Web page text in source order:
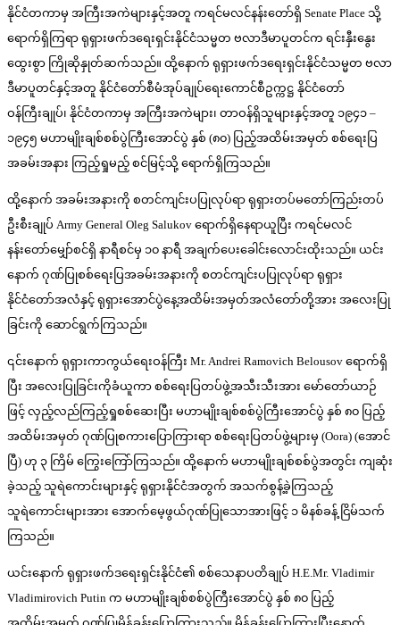
နိုင်ငံတကာမှ အကြီးအကဲများနှင့်အတူ ကရင်မလင်နန်းတော်ရှိ Senate Place သို့
ရောက်ရှိကြရာ ရုရှားဖက်ဒရေးရှင်းနိုင်ငံသမ္မတ ဗလာဒီမာပူတင်က ရင်းနှီးနွေး
ထွေးစွာ ကြိုဆိုနှုတ်ဆက်သည်။ ထို့နောက် ရုရှားဖက်ဒရေးရှင်းနိုင်ငံသမ္မတ ဗလာ
ဒီမာပူတင်နှင့်အတူ နိုင်ငံတော်စီမံအုပ်ချုပ်ရေးကောင်စီဥက္ကဋ္ဌ နိုင်ငံတော်
ဝန်ကြီးချုပ်၊ နိုင်ငံတကာမှ အကြီးအကဲများ၊ တာဝန်ရှိသူများနှင့်အတူ ၁၉၄၁ –
၁၉၄၅ မဟာမျိုးချစ်စစ်ပွဲကြီးအောင်ပွဲ နှစ် (၈၀) ပြည့်အထိမ်းအမှတ် စစ်ရေးပြ
အခမ်းအနား ကြည့်ရှုမည့် စင်မြင့်သို့ ရောက်ရှိကြသည်။
ထို့နောက် အခမ်းအနားကို စတင်ကျင်းပပြုလုပ်ရာ ရုရှားတပ်မတော်ကြည်းတပ်
ဦးစီးချုပ် Army General Oleg Salukov ရောက်ရှိနေရာယူပြီး ကရင်မလင်
နန်းတော်မျှော်စင်ရှိ နာရီစင်မှ ၁၀ နာရီ အချက်ပေးခေါင်းလောင်းထိုးသည်။ ယင်း
နောက် ဂုဏ်ပြုစစ်ရေးပြအခမ်းအနားကို စတင်ကျင်းပပြုလုပ်ရာ ရုရှား
နိုင်ငံတော်အလံနှင့် ရုရှားအောင်ပွဲနေ့အထိမ်းအမှတ်အလံတော်တို့အား အလေးပြု
ခြင်းကို ဆောင်ရွက်ကြသည်။
၎င်းနောက် ရုရှားကာကွယ်ရေးဝန်ကြီး Mr. Andrei Ramovich Belousov ရောက်ရှိ
ပြီး အလေးပြုခြင်းကိုခံယူကာ စစ်ရေးပြတပ်ဖွဲ့အသီးသီးအား မော်တော်ယာဉ်
ဖြင့် လှည့်လည်ကြည့်ရှုစစ်ဆေးပြီး မဟာမျိုးချစ်စစ်ပွဲကြီးအောင်ပွဲ နှစ် ၈၀ ပြည့်
အထိမ်းအမှတ် ဂုဏ်ပြုစကားပြောကြားရာ စစ်ရေးပြတပ်ဖွဲ့များမှ (Oora) (အောင်
ပြီ) ဟု ၃ ကြိမ် ကြွေးကြော်ကြသည်။ ထို့နောက် မဟာမျိုးချစ်စစ်ပွဲအတွင်း ကျဆုံး
ခဲ့သည့် သူရဲကောင်းများနှင့် ရုရှားနိုင်ငံအတွက် အသက်စွန့်ခဲ့ကြသည့်
သူရဲကောင်းများအား အောက်မေ့ဖွယ်ဂုဏ်ပြုသောအားဖြင့် ၁ မိနစ်ခန့် ငြိမ်သက်
ကြသည်။
ယင်းနောက် ရုရှားဖက်ဒရေးရှင်းနိုင်ငံ၏ စစ်သေနာပတိချုပ် H.E.Mr. Vladimir
Vladimirovich Putin က မဟာမျိုးချစ်စစ်ပွဲကြီးအောင်ပွဲ နှစ် ၈၀ ပြည့်